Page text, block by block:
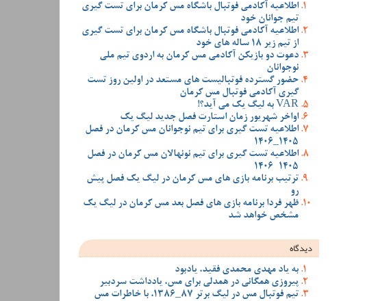
اطلاعیه آکادمی فوتبال باشگاه مس کرمان برای تست گیری
تیم جوانان خود
اطلاعیه آکادمی فوتبال باشگاه مس کرمان برای تست گیری
از تیم زیر 18 ساله های خود
دعوت دو بازیکن آکادمی مس کرمان به اردوی تیم ملی
نوجوانان
حضور گسترده فوتبالیست های مستعد در اولین روز تست
گیری آکادمی فوتبال مس کرمان
VAR به لیگ یک می آید؟!
اواخر شهریور زمان استارت فصل جدید لیگ یک
اطلاعیه تست گیری برای تیم نوجوانان مس کرمان در فصل
1405_1406
اطلاعیه تست گیری برای تیم نونهالان مس کرمان در فصل
1405-1406
ترتیب برنامه بازی های مس کرمان در لیگ یک فصل پیش
رو
ظهر فردا برنامه بازی های فصل بعد مس کرمان در لیگ یک
مشخص خواهد شد
دیدگاه
به یاد مهدی محمدی فقید، یادبود
پیروزی همگانی در همدلی برای مس، یادداشت سردبیر
تیم فوتبال مس در لیگ برتر 87_1386، با خاطرات مس